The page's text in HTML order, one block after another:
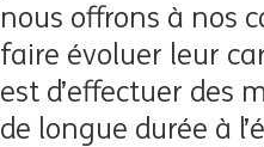
nous offrons à nos
faire évoluer leur
est d’effectuer des
de longue durée à